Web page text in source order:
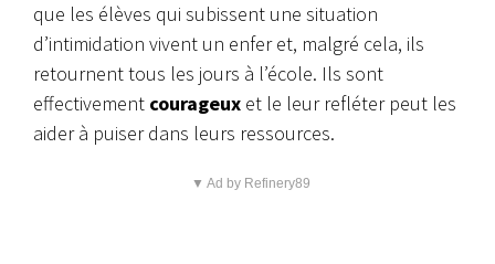
que les élèves qui subissent une situation
d’intimidation vivent un enfer et, malgré cela, ils
retournent tous les jours à l’école. Ils sont
effectivement courageux et le leur refléter peut les
aider à puiser dans leurs ressources.
▼ Ad by Refinery89